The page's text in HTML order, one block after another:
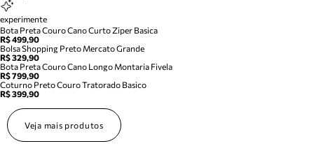
experimente
Bota Preta Couro Cano Curto Ziper Basica
R$ 499,90
Bolsa Shopping Preto Mercato Grande
R$ 329,90
Bota Preta Couro Cano Longo Montaria Fivela
R$ 799,90
Coturno Preto Couro Tratorado Basico
R$ 399,90
Veja mais produtos